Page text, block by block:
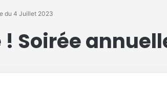
du 4 Juillet 2023
! Soirée